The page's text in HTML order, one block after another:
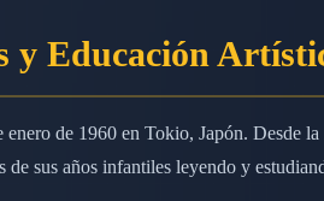
y Educación
de 1960 en Tokio, Japón. Desde
de sus años infantiles leyendo y